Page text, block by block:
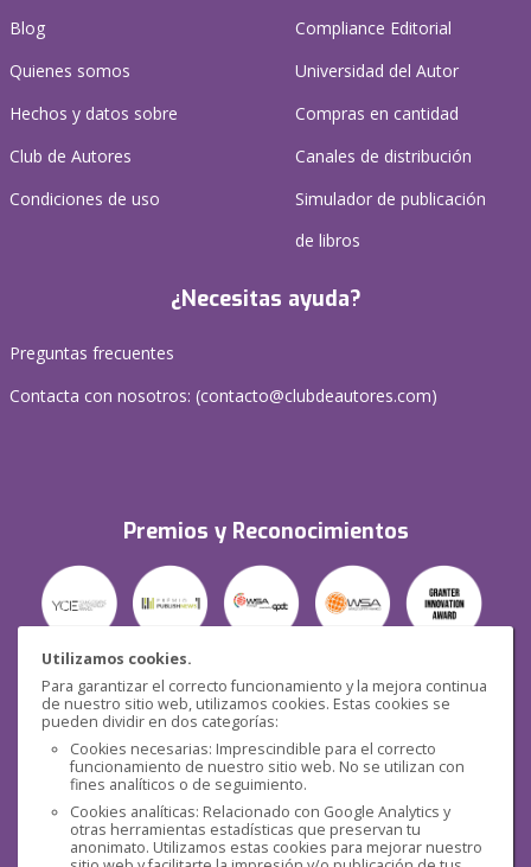
Utilizamos cookies.
Para garantizar el correcto funcionamiento y la mejora continua
de nuestro sitio web, utilizamos cookies. Estas cookies se
pueden dividir en dos categorías:
Cookies necesarias: Imprescindible para el correcto
funcionamiento de nuestro sitio web. No se utilizan con
fines analíticos o de seguimiento.
Cookies analíticas: Relacionado con Google Analytics y
otras herramientas estadísticas que preservan tu
anonimato. Utilizamos estas cookies para mejorar nuestro
Blog
Quienes somos
Hechos y datos sobre
Club de Autores
Condiciones de uso
Compliance Editorial
Universidad del Autor
Compras en cantidad
Canales de distribución
Simulador de publicación
de libros
¿Necesitas ayuda?
Preguntas frecuentes
Contacta con nosotros: (contacto@clubdeautores.com)
Premios y Reconocimientos
Seguridad
Redes sociales